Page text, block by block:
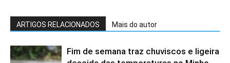
ARTIGOS RELACIONADOS Mais do autor
Fim de semana traz chuviscos e ligeira